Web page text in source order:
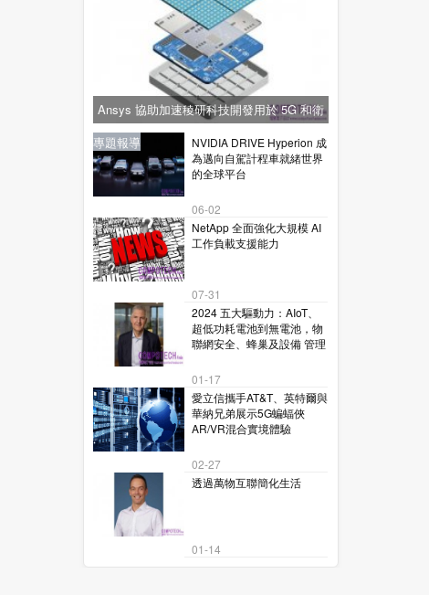
Ansys 協助加速稜研科技開發用於 5G 和衛
星通訊的下一代毫米波技術
新聞
NVIDIA DRIVE Hyperion 成
為邁向自駕計程車就緒世界
的全球平台
06-02
新聞
NetApp 全面強化大規模 AI
工作負載支援能力
07-31
專題報導
2024 五大驅動力：AIoT、
超低功耗電池到無電池，物
聯網安全、蜂巢及設備 管理
01-17
新聞
愛立信攜手AT&T、英特爾與
華納兄弟展示5G蝙蝠俠
AR/VR混合實境體驗
02-27
專題報導
透過萬物互聯簡化生活
01-14